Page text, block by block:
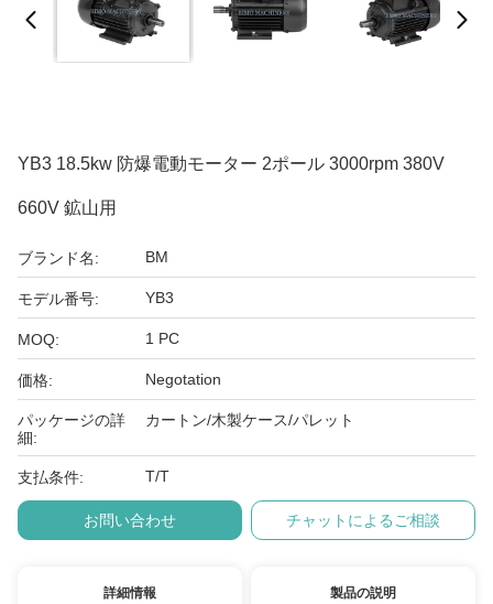
YB3 18.5kw 防爆電動モーター 2ポール 3000rpm 380V
660V 鉱山用
ブランド名: BM
モデル番号: YB3
MOQ: 1 PC
価格: Negotation
パッケージの詳
細:
カートン/木製ケース/パレット
支払条件: T/T
お問い合わせ チャットによるご相談
詳細情報 製品の説明